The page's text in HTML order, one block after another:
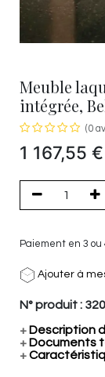
Meuble
intégrée,
(0
1 167,55 €
Paiement en 3 ou
Ajouter à
N° produit :
+ Description
+ Documents
+